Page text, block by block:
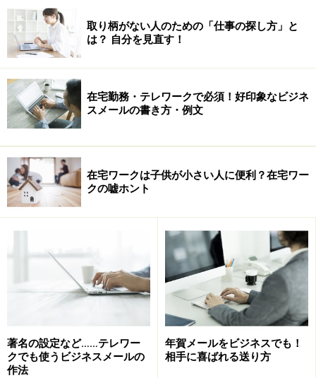
ていることが多いのです。なので、全く内容がない会社
には気をつけた方が良いかもしれません。
2ですが、始めて名前を聞く企業であれば、必ず検索サ
イトで調べています。企業名ででなくても、会社の住所
や、いただいたメールアドレスなどからもホームページ
や関連ページに飛ぶことができますよね。悪徳業者であ
れば、この時点でわかる確率が高いです。
取り柄がない人のための「仕事の探し方」と
は？ 自分を見直す！
在宅勤務・テレワークで必須！好印象なビジネ
スメールの書き方・例文
在宅ワークは子供が小さい人に便利？在宅ワー
クの嘘ホント
著名の設定など……テレワー
クでも使うビジネスメールの
作法
年賀メールをビジネスでも！
相手に喜ばれる送り方